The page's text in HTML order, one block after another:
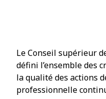
Le Conseil supérieur
défini l’ensemble des
la qualité des actions
professionnelle